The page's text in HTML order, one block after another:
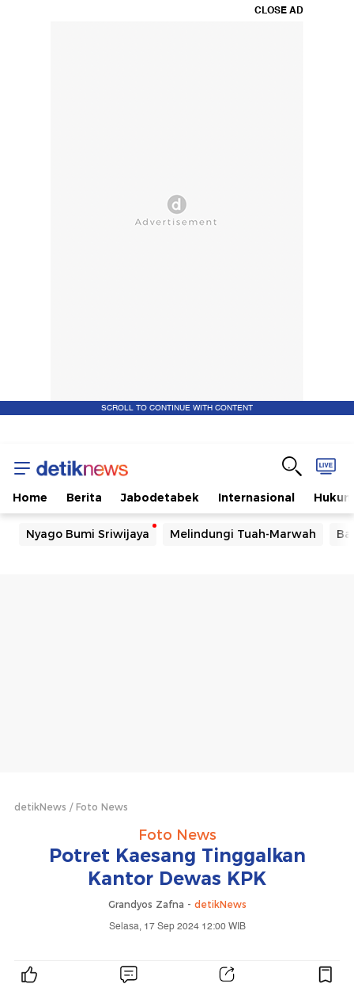
CLOSE AD
SCROLL TO CONTINUE WITH CONTENT
Home Berita Jabodetabek Internasional Hukum
Nyago Bumi Sriwijaya Melindungi Tuah-Marwah
detikNews Foto News
Foto News
Potret Kaesang Tinggalkan
Kantor Dewas KPK
Grandyos Zafna - detikNews
Selasa, 17 Sep 2024 12:00 WIB